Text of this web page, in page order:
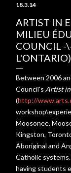
18.3.14
ARTIST IN
MILIEU
COUNCIL -
L'ONTARIO)
Between 2006
Council's Artist
(http://
Moosonee,
Kingston,
Aboriginal and
Catholic
having students